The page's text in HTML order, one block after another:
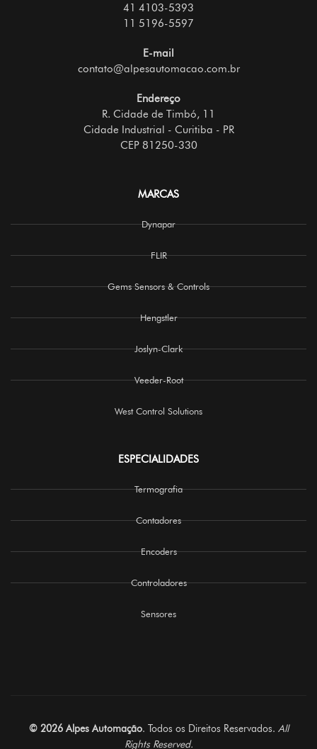
41 4103-5393
11 5196-5597
E-mail
contato@alpesautomacao.com.br
Endereço
R. Cidade de Timbó, 11
Cidade Industrial - Curitiba - PR
CEP 81250-330
MARCAS
Dynapar
FLIR
Gems Sensors & Controls
Hengstler
Joslyn-Clark
Veeder-Root
West Control Solutions
ESPECIALIDADES
Termografia
Contadores
Encoders
Controladores
Sensores
© 2026 Alpes Automação. Todos os Direitos Reservados. All
Rights Reserved.